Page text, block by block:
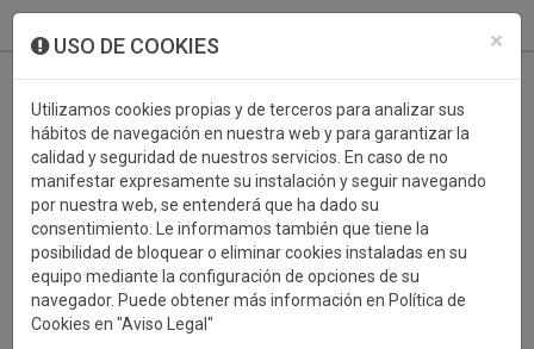
×
USO DE COOKIES
Utilizamos cookies propias y de terceros para analizar sus
hábitos de navegación en nuestra web y para garantizar la
calidad y seguridad de nuestros servicios. En caso de no
manifestar expresamente su instalación y seguir navegando
por nuestra web, se entenderá que ha dado su
consentimiento. Le informamos también que tiene la
posibilidad de bloquear o eliminar cookies instaladas en su
equipo mediante la configuración de opciones de su
navegador. Puede obtener más información en Política de
Cookies en "Aviso Legal"
TROFEOS DEPORTIVOS
CARNAVAL